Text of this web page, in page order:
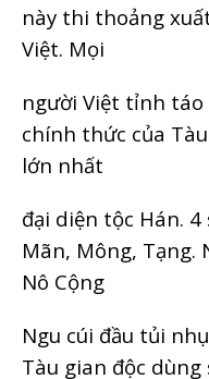
này thi thoảng
Việt. Mọi
người Việt tỉnh táo
chính thức của Tàu
lớn nhất
đại diện tộc Hán.
Mãn, Mông, Tạng.
Nô Cộng
Ngu cúi đầu tủi
Tàu gian độc